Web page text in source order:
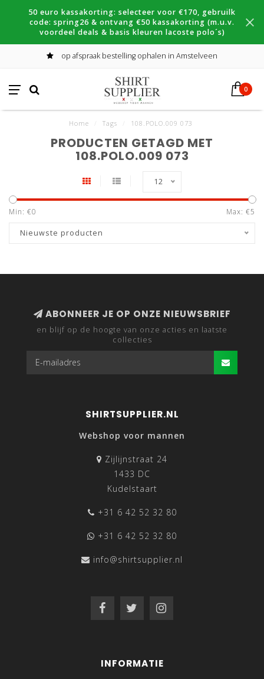
50 euro kassakorting: selecteer voor €170, gebruilk
code: spring26 & ontvang €50 kassakorting (m.u.v.
voordeel deals & basis kleuren lacoste polo´s)
op afspraak bestelling ophalen in Amstelveen
0
Home Tags 108.POLO.009 073
PRODUCTEN GETAGD MET
108.POLO.009 073
12
Min: €0 Max: €5
Nieuwste producten
ABONNEER JE OP ONZE NIEUWSBRIEF
en blijf op de hoogte van onze acties en laatste
collecties
SHIRTSUPPLIER.NL
Webshop voor mannen
Zijlijnstraat 24
1433 DC
Kudelstaart
+31 6 42 52 32 80
+31 6 42 52 32 80
info@shirtsupplier.nl
INFORMATIE